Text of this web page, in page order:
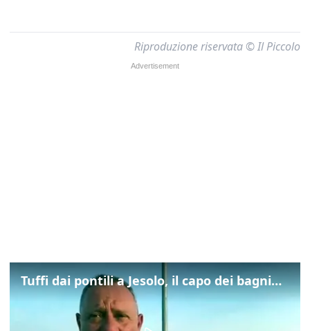
Riproduzione riservata © Il Piccolo
Tuffi dai pontili a Jesolo, il capo dei bagnini: "L'impegno di tutti per evitare altre tragedie"